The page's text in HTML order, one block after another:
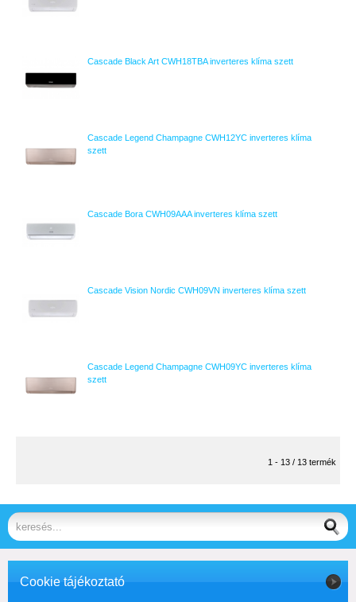
Cascade Black Art CWH18TBA inverteres klíma szett
Cascade Legend Champagne CWH12YC inverteres klíma
szett
Cascade Bora CWH09AAA inverteres klíma szett
Cascade Vision Nordic CWH09VN inverteres klíma szett
Cascade Legend Champagne CWH09YC inverteres klíma
szett
1 - 13 / 13 termék
Cookie tájékoztató